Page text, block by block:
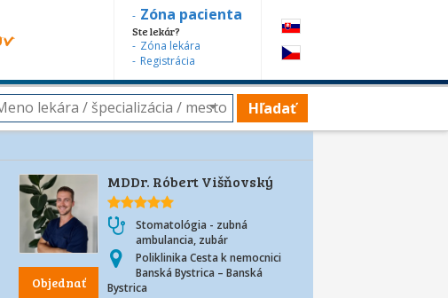
Zóna pacienta
Ste lekár?
Zóna lekára
Registrácia
Hľadať
Objednať
MDDr. Róbert Višňovský
Stomatológia - zubná
ambulancia, zubár
Poliklinika Cesta k nemocnici
Banská Bystrica – Banská
Bystrica